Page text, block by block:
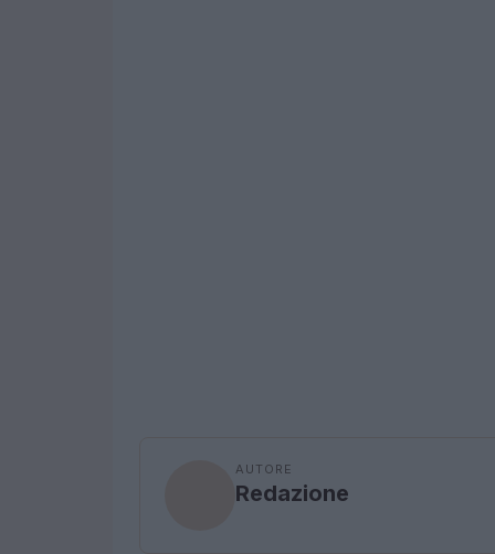
AUTORE
Redazione